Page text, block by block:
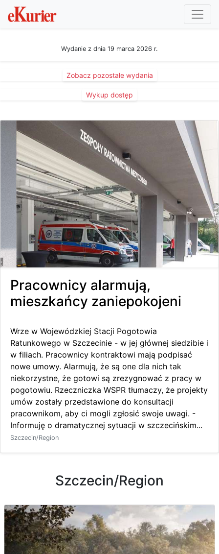
Wydanie z dnia 19 marca 2026 r.
Zobacz pozostałe wydania
Wykup dostęp
Pracownicy alarmują,
mieszkańcy zaniepokojeni
Wrze w Wojewódzkiej Stacji Pogotowia
Ratunkowego w Szczecinie - w jej głównej siedzibie i
w filiach. Pracownicy kontraktowi mają podpisać
nowe umowy. Alarmują, że są one dla nich tak
niekorzystne, że gotowi są zrezygnować z pracy w
pogotowiu. Rzeczniczka WSPR tłumaczy, że projekty
umów zostały przedstawione do konsultacji
pracownikom, aby ci mogli zgłosić swoje uwagi. -
Informuję o dramatycznej sytuacji w szczecińskim...
Szczecin/Region
Szczecin/Region